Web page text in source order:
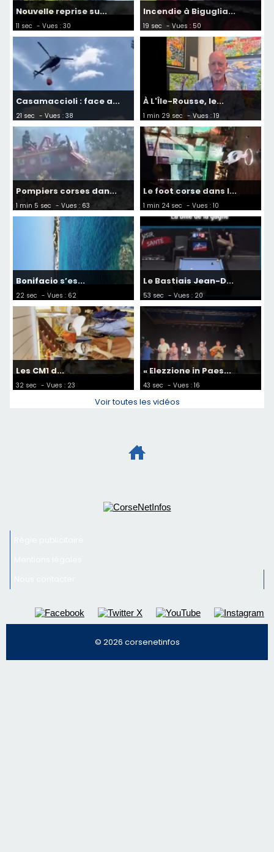
Nouvelle reprise su...
11 sec - Vues : 30
Incendie à Biguglia...
19 sec - Vues : 50
Casamaccioli : face a...
21 sec - Vues : 38
À L'Île-Rousse, le...
1 min 29 sec - Vues : 19
Pompiers corses dan...
1 min 5 sec - Vues : 63
Le foot corse dans l...
1 min 24 sec - Vues : 10
Bonifacio s’es...
22 sec - Vues : 62
Le Bastiais Jean-D...
53 sec - Vues : 20
Les CM1 d...
32 sec - Vues : 23
« Elezzione in Paes...
43 sec - Vues : 16
Voir toutes les vidéos
© 2026 corsenetinfos